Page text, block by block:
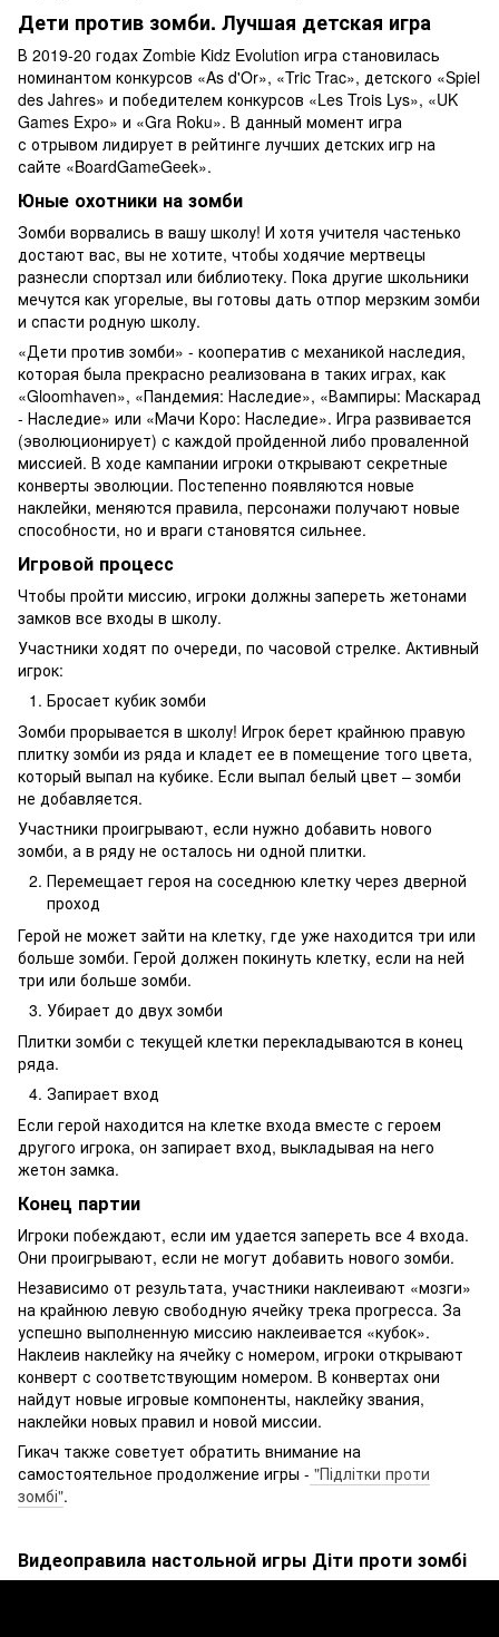
Дети против зомби. Лучшая детская игра
В 2019-20 годах Zombie Kidz Evolution игра становилась
номинантом конкурсов «As d'Or», «Tric Trac», детского «Spiel
des Jahres» и победителем конкурсов «Les Trois Lys», «UK
Games Expo» и «Gra Roku». В данный момент игра
с отрывом лидирует в рейтинге лучших детских игр на
сайте «BoardGameGeek».
Юные охотники на зомби
Зомби ворвались в вашу школу! И хотя учителя частенько
достают вас, вы не хотите, чтобы ходячие мертвецы
разнесли спортзал или библиотеку. Пока другие школьники
мечутся как угорелые, вы готовы дать отпор мерзким зомби
и спасти родную школу.
«Дети против зомби» - кооператив с механикой наследия,
которая была прекрасно реализована в таких играх, как
«Gloomhaven», «Пандемия: Наследие», «Вампиры: Маскарад
- Наследие» или «Мачи Коро: Наследие». Игра развивается
(эволюционирует) с каждой пройденной либо проваленной
миссией. В ходе кампании игроки открывают секретные
конверты эволюции. Постепенно появляются новые
наклейки, меняются правила, персонажи получают новые
способности, но и враги становятся сильнее.
Игровой процесс
Чтобы пройти миссию, игроки должны запереть жетонами
замков все входы в школу.
Участники ходят по очереди, по часовой стрелке. Активный
игрок:
Бросает кубик зомби
Зомби прорывается в школу! Игрок берет крайнюю правую
плитку зомби из ряда и кладет ее в помещение того цвета,
который выпал на кубике. Если выпал белый цвет – зомби
не добавляется.
Участники проигрывают, если нужно добавить нового
зомби, а в ряду не осталось ни одной плитки.
Перемещает героя на соседнюю клетку через дверной
проход
Герой не может зайти на клетку, где уже находится три или
больше зомби. Герой должен покинуть клетку, если на ней
три или больше зомби.
Убирает до двух зомби
Плитки зомби с текущей клетки перекладываются в конец
ряда.
Запирает вход
Если герой находится на клетке входа вместе с героем
другого игрока, он запирает вход, выкладывая на него
жетон замка.
Конец партии
Игроки побеждают, если им удается запереть все 4 входа.
Они проигрывают, если не могут добавить нового зомби.
Независимо от результата, участники наклеивают «мозги»
на крайнюю левую свободную ячейку трека прогресса. За
успешно выполненную миссию наклеивается «кубок».
Наклеив наклейку на ячейку с номером, игроки открывают
конверт с соответствующим номером. В конвертах они
найдут новые игровые компоненты, наклейку звания,
наклейки новых правил и новой миссии.
Гикач также советует обратить внимание на
самостоятельное продолжение игры - "Підлітки проти
зомбі".
Видеоправила настольной игры Діти проти зомбі